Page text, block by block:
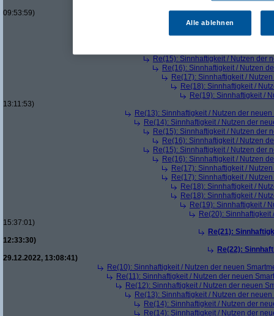
09:53:59)
Re(12): Sinnhaftigkeit / Nutzen der neuen
Re(15): Sinnhaftigkeit / Nutzen der
Re(16): Sinnhaftigkeit / Nutzen
Re(17): Sinnhaftigkeit /
Re(18): Sinnhaftigkeit /
Re(19): Sinnhaftigkeit /
13:11:53)
Re(13): Sinnhaftigkeit / Nutzen der neuen
Re(14): Sinnhaftigkeit / Nutzen der
Re(15): Sinnhaftigkeit / Nutzen der
Re(16): Sinnhaftigkeit / Nutzen
Re(15): Sinnhaftigkeit / Nutzen der
Re(16): Sinnhaftigkeit / Nutzen
Re(17): Sinnhaftigkeit /
Re(17): Sinnhaftigkeit /
Re(18): Sinnhaftigkeit /
Re(18): Sinnhaftigkeit /
Re(19): Sinnhaftigkeit /
Re(20): Sinnhaftigkeit
15:37:01)
Re(21):
12:33:30)
Re(22):
29.12.2022, 13:08:41)
Re(10): Sinnhaftigkeit / Nutzen der neuen
Re(11): Sinnhaftigkeit / Nutzen der neuen
Re(12): Sinnhaftigkeit / Nutzen der neuen
Re(13): Sinnhaftigkeit / Nutzen der neuen
Re(14): Sinnhaftigkeit / Nutzen der
Re(14): Sinnhaftigkeit / Nutzen der
Alle ablehnen